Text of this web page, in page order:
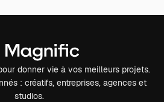
donner vie à vos meilleurs projets.
: créatifs, entreprises, agences et
studios.